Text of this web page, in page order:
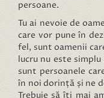
persoane.
Tu ai nevoie de
care vor pune în
fel, sunt oamenii
lucru nu este
sunt persoanele
în noi dorință și ne
Trebuie să îți mai